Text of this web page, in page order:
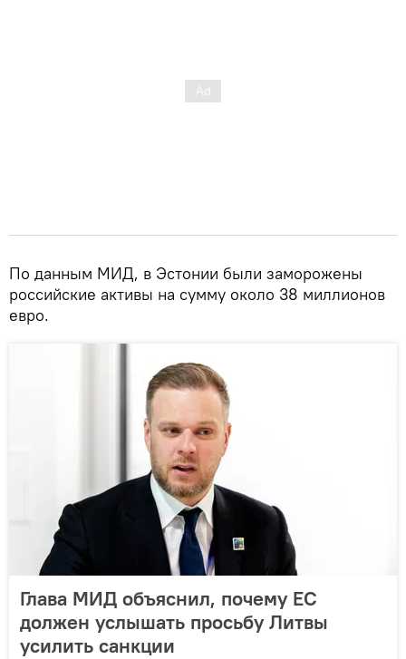
По данным МИД, в Эстонии были заморожены
российские активы на сумму около 38 миллионов
евро.
Глава МИД объяснил, почему ЕС
должен услышать просьбу Литвы
усилить санкции